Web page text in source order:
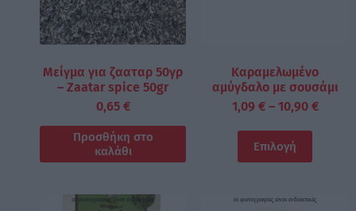
Μείγμα για ζααταρ 50γρ
– Zaatar spice 50gr
0,65 €
Προσθήκη στο
καλάθι
Καραμελωμένο
αμύγδαλο με σουσάμι
1,09 € – 10,90 €
Επιλογή
οι φωτογραφίες είναι ενδεικτικές οι φωτογραφίες είναι ενδεικτικές